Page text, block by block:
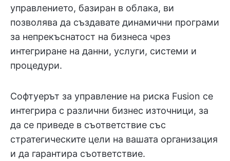
управлението, базиран в облака, ви
позволява да създавате динамични програми
за непрекъснатост на бизнеса чрез
интегриране на данни, услуги, системи и
процедури.
Софтуерът за управление на риска Fusion се
интегрира с различни бизнес източници, за
да се приведе в съответствие със
стратегическите цели на вашата организация
и да гарантира съответствие.